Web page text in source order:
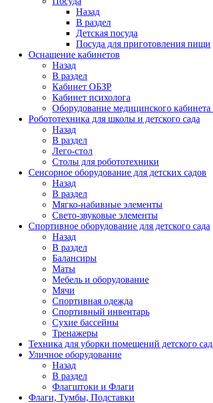
Назад
В раздел
Детская посуда
Посуда для приготовления пищи
Оснащение кабинетов
Назад
В раздел
Кабинет ОБЗР
Кабинет психолога
Оборудование медицинского
Робототехника для школы и детского сада
Назад
В раздел
Лего-стол
Столы для робототехники
Сенсорное оборудование для детских садов
Назад
В раздел
Мягко-набивные элементы
Свето-звуковые элементы
Спортивное оборудование для детского сада
Назад
В раздел
Балансиры
Маты
Мебель и оборудование
Мячи
Спортивная одежда
Спортивный инвентарь
Сухие бассейны
Тренажеры
Техника для уборки помещений детского
Уличное оборудование
Назад
В раздел
Флагштоки и Флаги
Флаги, Тумбы, Подставки